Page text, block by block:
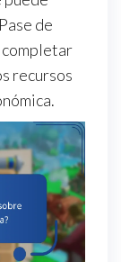
de
recursos